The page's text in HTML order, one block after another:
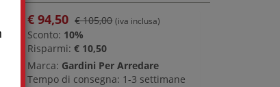
€94,50 € 105,00 (iva inclusa)
Sconto: 10%
Risparmi:€ 10,50
Marca: Gardini Per Arredare
Tempo di consegna: 1-3 settimane